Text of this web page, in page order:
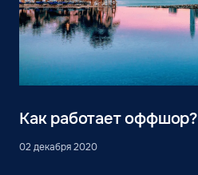
Как работает оффшор?
02 декабря 2020